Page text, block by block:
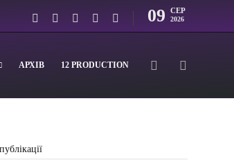
09 СЕР
2026
АРХІВ 12 PRODUCTION